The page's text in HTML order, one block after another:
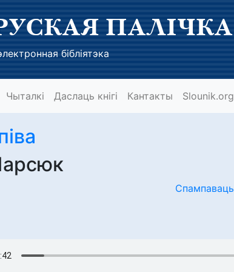
ПАЛІЧКА
бібліятэка
Чыталкі Даслаць кнігі Кантакты Slounik.org
Спампаваць